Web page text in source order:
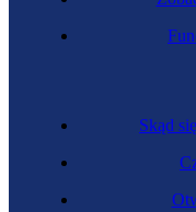
Skąd